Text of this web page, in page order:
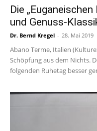
Die
und Genuss-
Dr. Bernd Kregel - 28. Mai 2019
Abano Terme, Italien
Schöpfung aus dem Nichts.
folgenden Ruhetag besser